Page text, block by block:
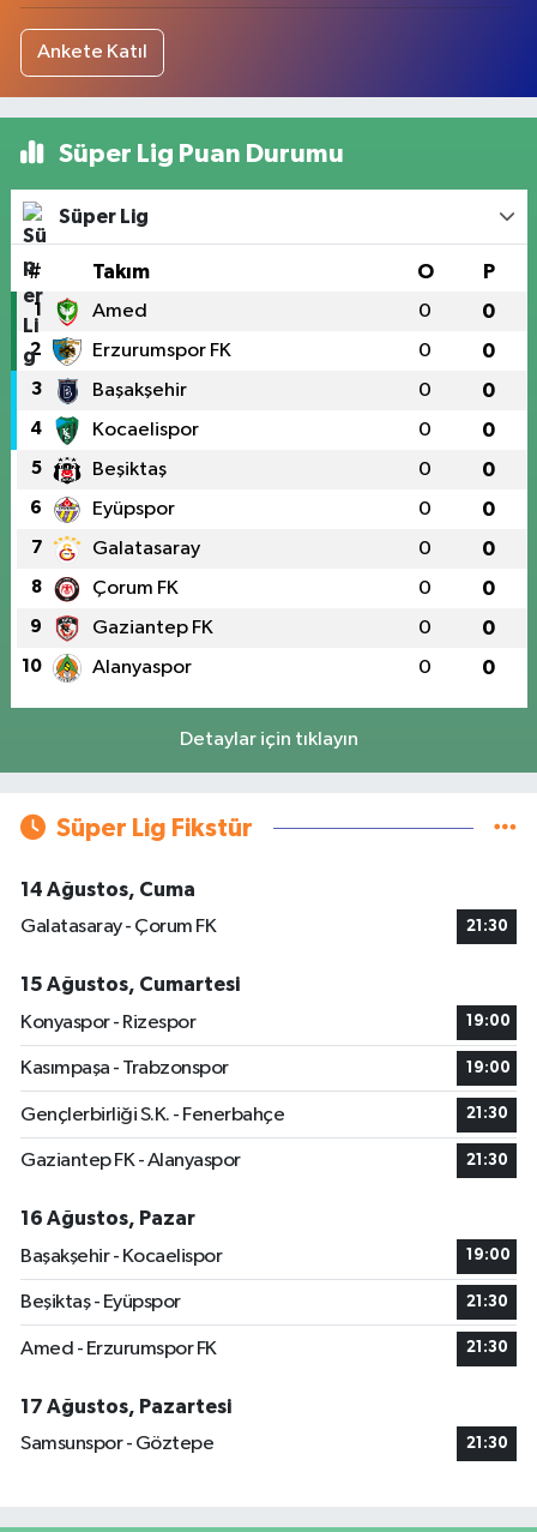
Ankete Katıl
Süper Lig Puan Durumu
Süper Lig
# Takım O P
1 Amed 0 0
2 Erzurumspor FK 0 0
3 Başakşehir 0 0
4 Kocaelispor 0 0
5 Beşiktaş 0 0
6 Eyüpspor 0 0
7 Galatasaray 0 0
8 Çorum FK 0 0
9 Gaziantep FK 0 0
10 Alanyaspor 0 0
Detaylar için tıklayın
Süper Lig Fikstür
14 Ağustos, Cuma
Galatasaray - Çorum FK
21:30
15 Ağustos, Cumartesi
Konyaspor - Rizespor
19:00
Kasımpaşa - Trabzonspor 19:00
Gençlerbirliği S.K. - Fenerbahçe 21:30
Gaziantep FK - Alanyaspor 21:30
16 Ağustos, Pazar
Başakşehir - Kocaelispor
19:00
Beşiktaş - Eyüpspor 21:30
Amed - Erzurumspor FK 21:30
17 Ağustos, Pazartesi
Samsunspor - Göztepe
21:30